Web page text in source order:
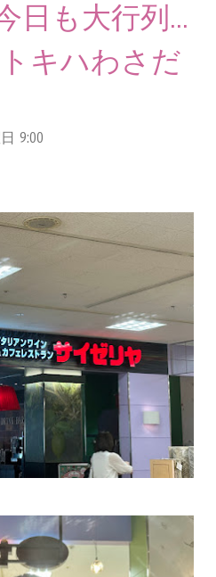
日も大行列...
キハわさだ
9:00